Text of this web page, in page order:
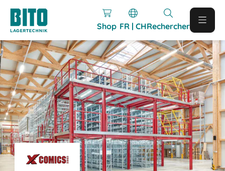
Shop FR | CHRechercher